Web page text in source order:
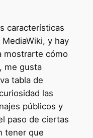
características
y hay
mostrarte cómo
me gusta
tabla de
las
públicos y
paso de ciertas
tener que